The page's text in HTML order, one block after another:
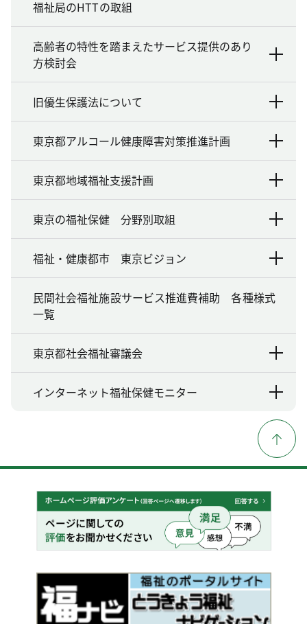
福祉局のHTTの取組
高齢者の特性を踏まえたサービス提供のあり
方検討会
旧優生保護法について
東京都アルコール健康障害対策推進計画
東京都地域福祉支援計画
東京の福祉保健 分野別取組
福祉・健康都市 東京ビジョン
民間社会福祉施設サービス推進費補助 各種様式
一覧
東京都社会福祉審議会
インターネット福祉保健モニター